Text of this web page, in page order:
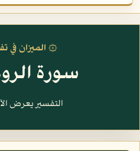
۞ الميزان في
سورة
التفسير يعرض الآيات ٤٠